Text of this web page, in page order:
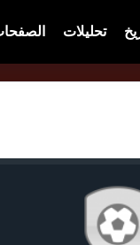
تحليلات